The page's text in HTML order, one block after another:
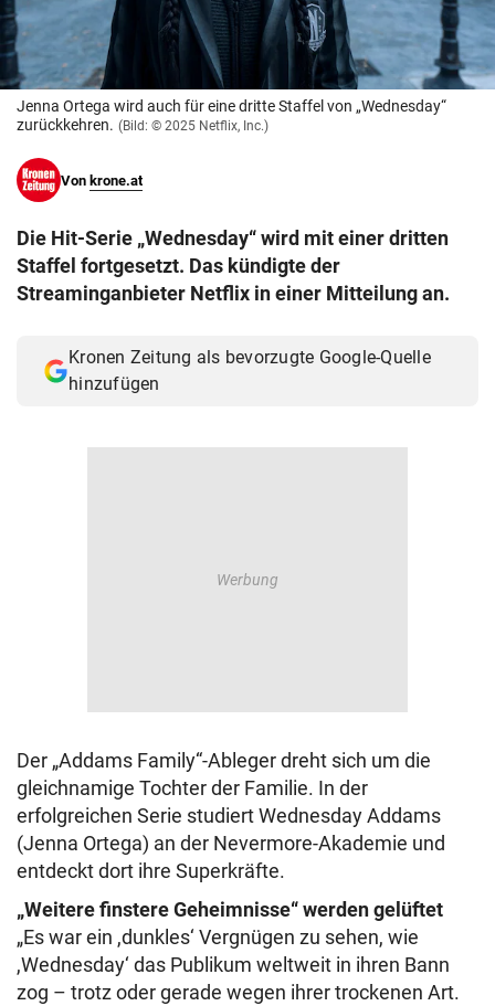
© Krone Multimedia GmbH & Co KG 2026
Muthgasse 2, 1190 Wien
Jenna Ortega wird auch für eine dritte Staffel von „Wednesday“
zurückkehren. (Bild: © 2025 Netflix, Inc.)
Von krone.at
Die Hit-Serie „Wednesday“ wird mit einer dritten
Staffel fortgesetzt. Das kündigte der
Streaminganbieter Netflix in einer Mitteilung an.
Kronen Zeitung als bevorzugte Google-Quelle
hinzufügen
Der „Addams Family“-Ableger dreht sich um die
gleichnamige Tochter der Familie. In der
erfolgreichen Serie studiert Wednesday Addams
(Jenna Ortega) an der Nevermore-Akademie und
entdeckt dort ihre Superkräfte.
„Weitere finstere Geheimnisse“ werden gelüftet
„Es war ein ,dunkles‘ Vergnügen zu sehen, wie
,Wednesday‘ das Publikum weltweit in ihren Bann
zog – trotz oder gerade wegen ihrer trockenen Art.